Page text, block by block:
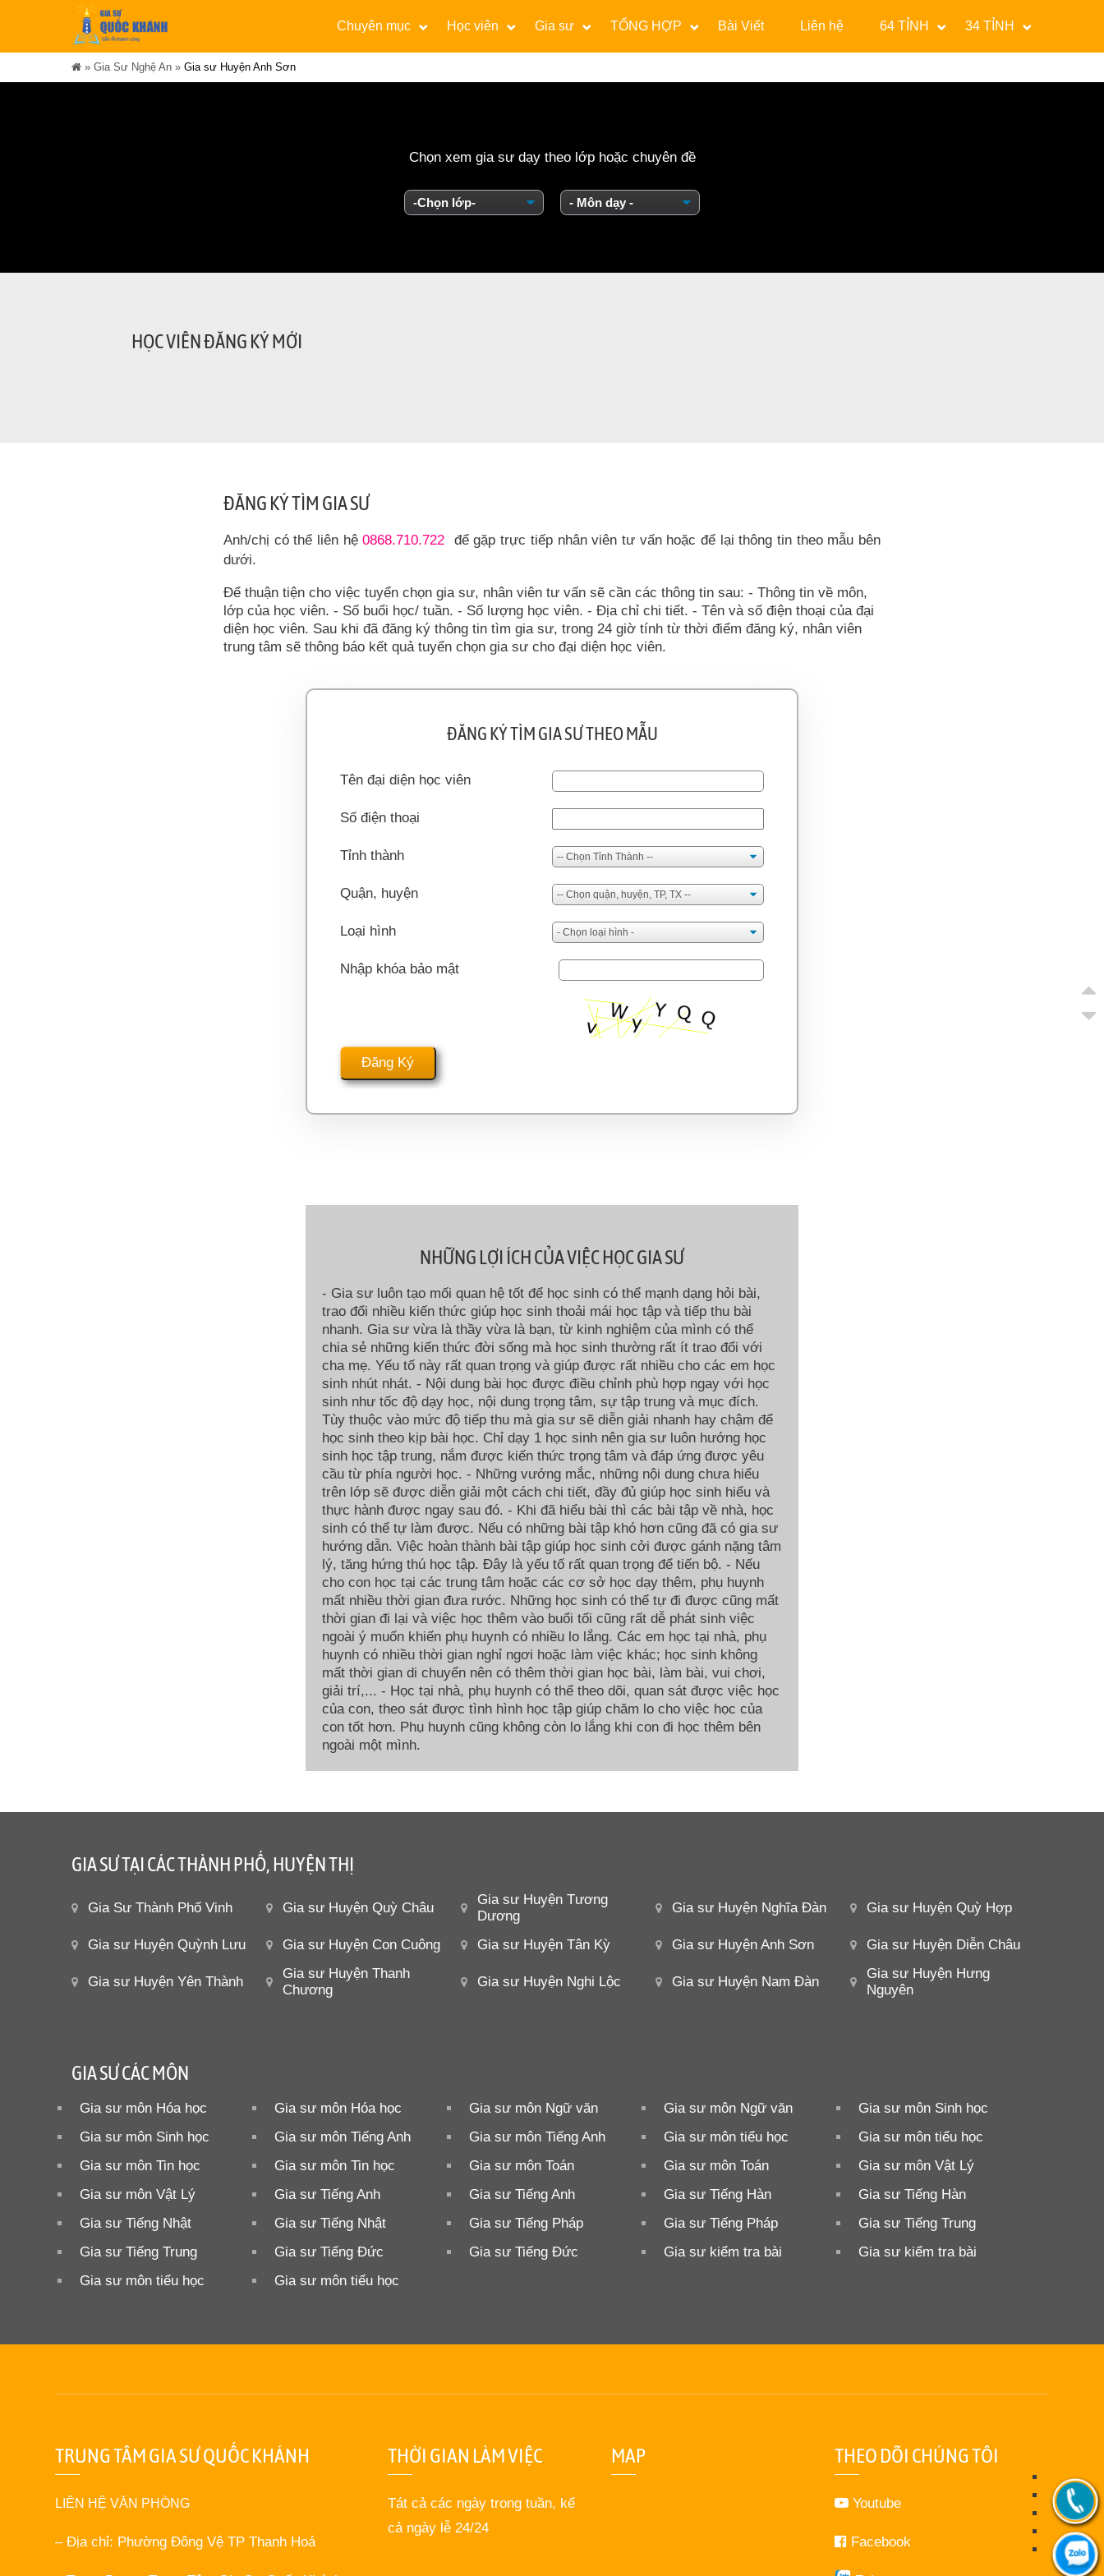
Chuyên mục Học viên Gia sư TỔNG HỢP Bài Viết Liên hệ 64 TỈNH 34 TỈNH
» Gia Sư Nghệ An » Gia sư Huyện Anh Sơn
Chọn xem gia sư dạy theo lớp hoặc chuyên đề
HỌC VIÊN ĐĂNG KÝ MỚI
ĐĂNG KÝ TÌM GIA SƯ
Anh/chị có thể liên hệ0868.710.722
để gặp trực tiếp nhân viên tư vấn hoặc để lại thông tin theo mẫu bên
dưới.
Để thuận tiện cho việc tuyển chọn gia sư, nhân viên tư vấn sẽ cần các thông tin sau: - Thông tin về môn,
lớp của học viên. - Số buổi học/ tuần. - Số lượng học viên. - Địa chỉ chi tiết. - Tên và số điện thoại của đại
diện học viên. Sau khi đã đăng ký thông tin tìm gia sư, trong 24 giờ tính từ thời điểm đăng ký, nhân viên
trung tâm sẽ thông báo kết quả tuyển chọn gia sư cho đại diện học viên.
ĐĂNG KÝ TÌM GIA SƯ THEO MẪU
Tên đại diện học viên
Số điện thoại
Tỉnh thành
Quận, huyện
Loại hình
Nhập khóa bảo mật
NHỮNG LỢI ÍCH CỦA VIỆC HỌC GIA SƯ
- Gia sư luôn tạo mối quan hệ tốt để học sinh có thể mạnh dạng hỏi bài,
trao đổi nhiều kiến thức giúp học sinh thoải mái học tập và tiếp thu bài
nhanh. Gia sư vừa là thầy vừa là bạn, từ kinh nghiệm của mình có thể
chia sẻ những kiến thức đời sống mà học sinh thường rất ít trao đổi với
cha mẹ. Yếu tố này rất quan trọng và giúp được rất nhiều cho các em học
sinh nhút nhát. - Nội dung bài học được điều chỉnh phù hợp ngay với học
sinh như tốc độ dạy học, nội dung trọng tâm, sự tập trung và mục đích.
Tùy thuộc vào mức độ tiếp thu mà gia sư sẽ diễn giải nhanh hay chậm để
học sinh theo kịp bài học. Chỉ dạy 1 học sinh nên gia sư luôn hướng học
sinh học tập trung, nắm được kiến thức trọng tâm và đáp ứng được yêu
cầu từ phía người học. - Những vướng mắc, những nội dung chưa hiểu
trên lớp sẽ được diễn giải một cách chi tiết, đầy đủ giúp học sinh hiểu và
thực hành được ngay sau đó. - Khi đã hiểu bài thì các bài tập về nhà, học
sinh có thể tự làm được. Nếu có những bài tập khó hơn cũng đã có gia sư
hướng dẫn. Việc hoàn thành bài tập giúp học sinh cởi được gánh nặng tâm
lý, tăng hứng thú học tập. Đây là yếu tố rất quan trọng để tiến bộ. - Nếu
cho con học tại các trung tâm hoặc các cơ sở học dạy thêm, phụ huynh
mất nhiều thời gian đưa rước. Những học sinh có thể tự đi được cũng mất
thời gian đi lại và việc học thêm vào buổi tối cũng rất dễ phát sinh việc
ngoài ý muốn khiến phụ huynh có nhiều lo lắng. Các em học tại nhà, phụ
huynh có nhiều thời gian nghỉ ngơi hoặc làm việc khác; học sinh không
mất thời gian di chuyển nên có thêm thời gian học bài, làm bài, vui chơi,
giải trí,... - Học tại nhà, phụ huynh có thể theo dõi, quan sát được việc học
của con, theo sát được tình hình học tập giúp chăm lo cho việc học của
con tốt hơn. Phụ huynh cũng không còn lo lắng khi con đi học thêm bên
ngoài một mình.
GIA SƯ TẠI CÁC THÀNH PHỐ, HUYỆN THỊ
Gia Sư Thành Phố Vinh Gia sư Huyện Quỳ Châu
Gia sư Huyện Tương
Dương
Gia sư Huyện Nghĩa Đàn Gia sư Huyện Quỳ Hợp
Gia sư Huyện Quỳnh Lưu Gia sư Huyện Con Cuông Gia sư Huyện Tân Kỳ Gia sư Huyện Anh Sơn Gia sư Huyện Diễn Châu
Gia sư Huyện Yên Thành
Gia sư Huyện Thanh
Chương
Gia sư Huyện Nghi Lộc Gia sư Huyện Nam Đàn
Gia sư Huyện Hưng
Nguyên
GIA SƯ CÁC MÔN
Gia sư môn Hóa học Gia sư môn Hóa học Gia sư môn Ngữ văn Gia sư môn Ngữ văn
Gia sư môn Sinh học
Gia sư môn Sinh học
Gia sư môn Tiếng Anh Gia sư môn Tiếng Anh Gia sư môn tiểu học
Gia sư môn tiểu học
Gia sư môn Tin học
Gia sư môn Tin học Gia sư môn Toán Gia sư môn Toán
Gia sư môn Vật Lý
Gia sư môn Vật Lý
Gia sư Tiếng Anh Gia sư Tiếng Anh Gia sư Tiếng Hàn
Gia sư Tiếng Hàn
Gia sư Tiếng Nhật
Gia sư Tiếng Nhật Gia sư Tiếng Pháp Gia sư Tiếng Pháp
Gia sư Tiếng Trung
Gia sư Tiếng Trung
Gia sư Tiếng Đức Gia sư Tiếng Đức Gia sư kiểm tra bài
Gia sư kiểm tra bài
Gia sư môn tiểu học
Gia sư môn tiểu học
TRUNG TÂM GIA SƯ QUỐC KHÁNH
LIÊN HỆ VĂN PHÒNG
– Địa chỉ: Phường Đông Vệ TP Thanh Hoá
THỜI GIAN LÀM VIỆC
Tát cả các ngày trong tuần, kể
cả ngày lễ 24/24
MAP THEO DÕI CHÚNG TÔI
Youtube
Facebook